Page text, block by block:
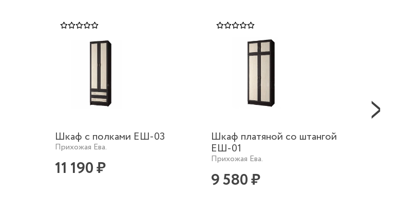
Шкаф с полками ЕШ-03
Прихожая Ева.
11 190 ₽
Шкаф платяной со штангой
ЕШ-01
Прихожая Ева.
9 580 ₽